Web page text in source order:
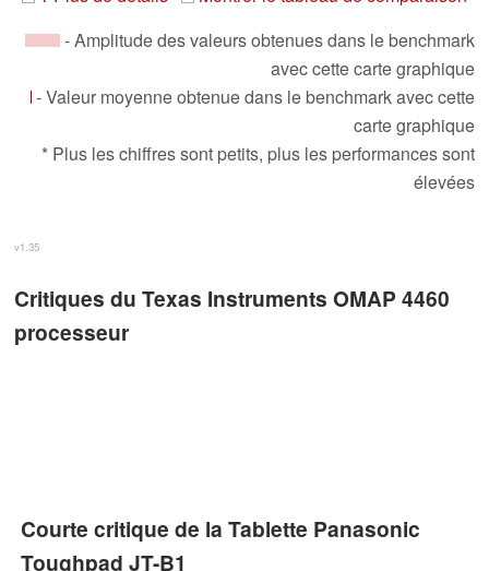
- Amplitude des valeurs obtenues dans le benchmark
avec cette carte graphique
- Valeur moyenne obtenue dans le benchmark avec cette
carte graphique
* Plus les chiffres sont petits, plus les performances sont
élevées
v1.35
Critiques du Texas Instruments OMAP 4460
processeur
Courte critique de la Tablette Panasonic
Toughpad JT-B1